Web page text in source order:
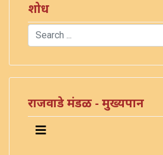
शोध
Search
राजवाडे मंडळ - मुख्यपान